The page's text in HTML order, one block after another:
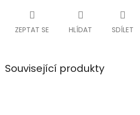
ZEPTAT SE HLÍDAT SDÍLET
Související produkty